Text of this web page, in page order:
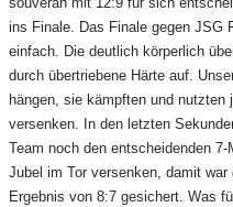
ins Finale. Das Finale gegen JSG
einfach. Die deutlich körperlich
durch übertriebene Härte auf.
hängen, sie kämpften und
versenken. In den letzten
Team noch den entscheidenden
Jubel im Tor versenken, damit
Ergebnis von 8:7 gesichert. Was